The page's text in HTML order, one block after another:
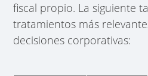
fiscal propio. La siguiente
tratamientos más
decisiones corporativas: